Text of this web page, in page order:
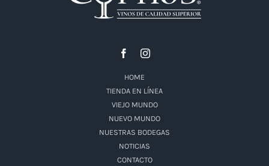
HOME
TIENDA EN LÍNEA
VIEJO MUNDO
NUEVO MUNDO
NUESTRAS BODEGAS
NOTICIAS
CONTACTO